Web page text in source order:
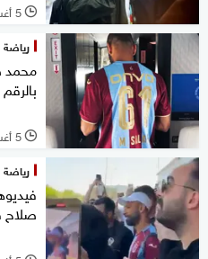
l 5 أغسطس 2026
رياضة
محمد
بالرقم 61
l 5 أغسطس 2026
رياضة
صلاح